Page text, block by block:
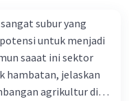
89
subur yang
untuk menjadi
saaat ini sektor
hambatan, jelaskan
agrikultur di